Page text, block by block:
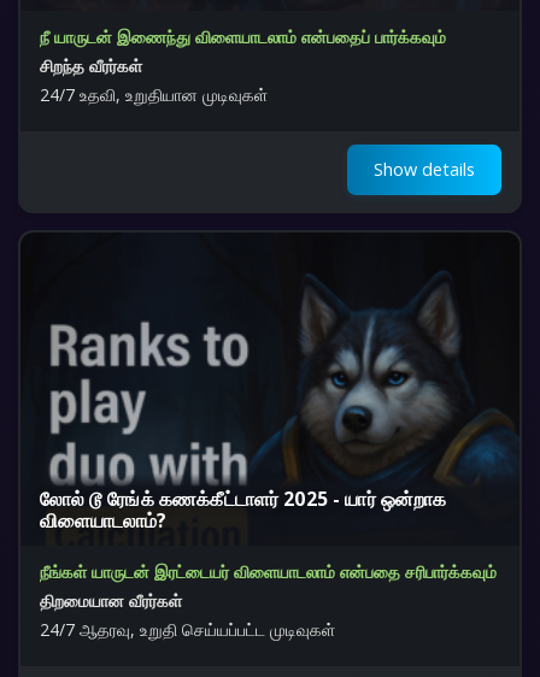
நீ யாருடன் இணைந்து விளையாடலாம் என்பதைப் பார்க்கவும்
சிறந்த வீரர்கள்
24/7 உதவி, உறுதியான முடிவுகள்
Show details
லோல் டூ ரேங்க் கணக்கீட்டாளர் 2025 - யார் ஒன்றாக
விளையாடலாம்?
நீங்கள் யாருடன் இரட்டையர் விளையாடலாம் என்பதை சரிபார்க்கவும்
திறமையான வீரர்கள்
24/7 ஆதரவு, உறுதி செய்யப்பட்ட முடிவுகள்